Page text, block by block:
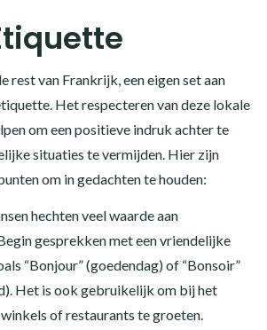
rest van Frankrijk, een eigen set aan
Het respecteren van deze lokale
om een positieve indruk achter te
situaties te vermijden. Hier zijn
om in gedachten te houden:
hechten veel waarde aan
gesprekken met een vriendelijke
“Bonjour” (goedendag) of “Bonsoir”
Het is ook gebruikelijk om bij het
of restaurants te groeten.